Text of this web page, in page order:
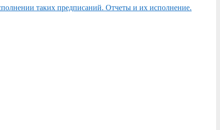
таких предписаний. Отчеты и их исполнение.